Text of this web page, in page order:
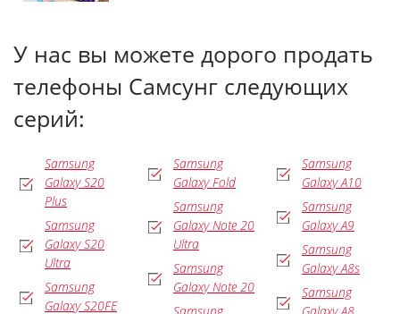
У нас вы можете дорого продать
телефоны Самсунг следующих
серий:
Samsung
Galaxy S20
Plus
Samsung
Galaxy S20
Ultra
Samsung
Galaxy S20FE
Samsung
Galaxy Fold
Samsung
Galaxy Note 20
Ultra
Samsung
Galaxy Note 20
Samsung
Galaxy A10
Samsung
Galaxy A9
Samsung
Galaxy A8s
Samsung